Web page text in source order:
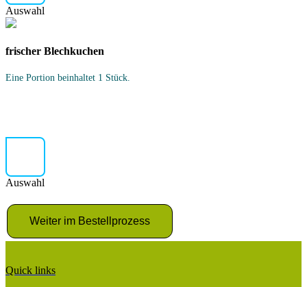
Auswahl
frischer Blechkuchen
Eine Portion beinhaltet 1 Stück.
Auswahl
Quick links